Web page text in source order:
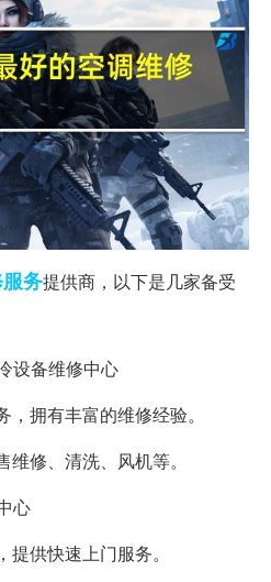
务提供商，以下是几家备受
设备维修中心
拥有丰富的维修经验。
修、清洗、风机等。
心
供快速上门服务。